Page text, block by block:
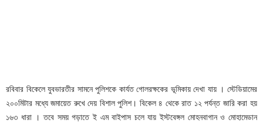
রবিবার বিকেলে যুবভারতীর সামনে পুলিশকে কার্যত গোলরক্ষকের ভূমিকায় দেখা যায় । স্টেডিয়ামের
২০০মিটার মধ্যে জমায়েত রুখে দেয় বিশাল পুলিশ। বিকেল ৪ থেকে রাত ১২ পর্যন্ত জারি করা হয়
১৬৩ ধারা । তবে সময় গড়াতে ই এম বাইপাস চলে যায় ইস্টবেঙ্গল মোহনবাগান ও মোহামেডান